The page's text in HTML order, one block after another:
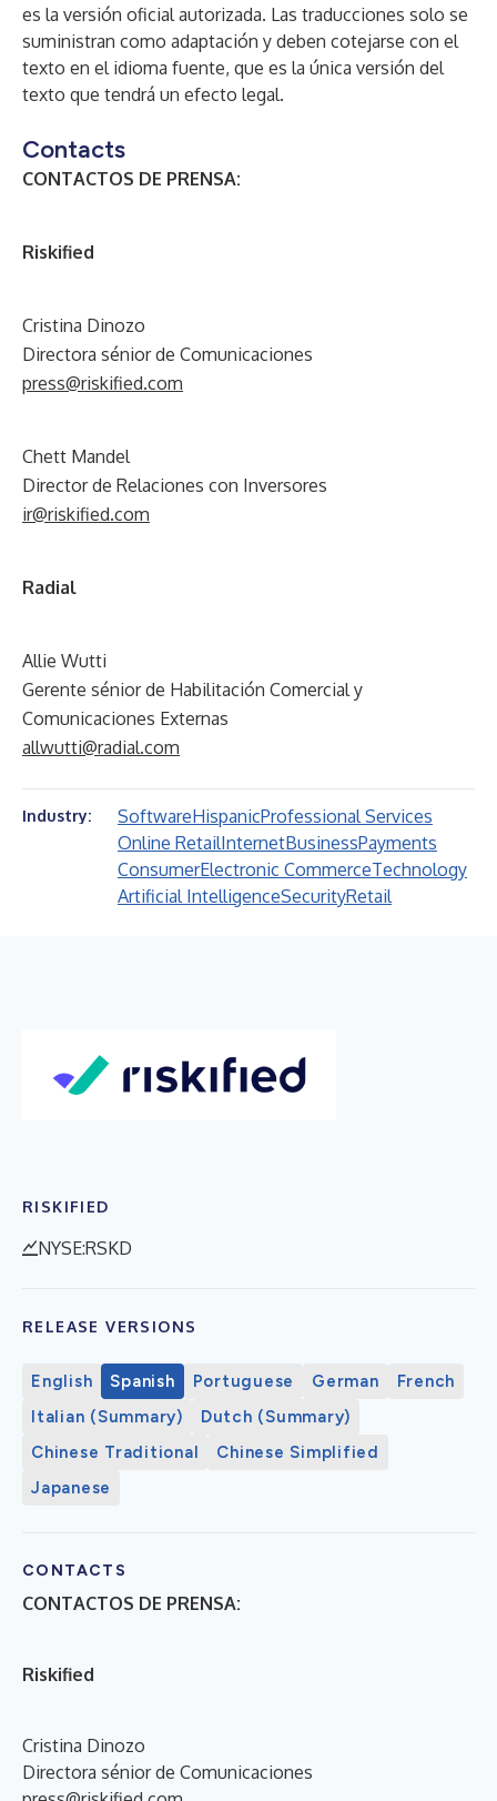
es la versión oficial autorizada. Las traducciones solo se
suministran como adaptación y deben cotejarse con el
texto en el idioma fuente, que es la única versión del
texto que tendrá un efecto legal.
Contacts
CONTACTOS DE PRENSA:
Riskified
Cristina Dinozo
Directora sénior de Comunicaciones
press@riskified.com
Chett Mandel
Director de Relaciones con Inversores
ir@riskified.com
Radial
Allie Wutti
Gerente sénior de Habilitación Comercial y
Comunicaciones Externas
allwutti@radial.com
Industry: SoftwareHispanicProfessional Services
Online RetailInternetBusinessPayments
ConsumerElectronic CommerceTechnology
Artificial IntelligenceSecurityRetail
RISKIFIED
NYSE:RSKD
RELEASE VERSIONS
English Spanish Portuguese German
French
Italian (Summary)
Dutch (Summary)
Chinese Traditional
Chinese Simplified
Japanese
CONTACTS
CONTACTOS DE PRENSA:
Riskified
Cristina Dinozo
Directora sénior de Comunicaciones